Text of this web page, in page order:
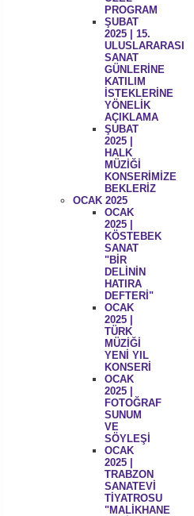
PROGRAM
ŞUBAT
2025 | 15.
ULUSLARARASI
SANAT
GÜNLERİNE
KATILIM
İSTEKLERİNE
YÖNELİK
AÇIKLAMA
ŞUBAT
2025 |
HALK
MÜZİĞİ
KONSERİMİZE
BEKLERİZ
OCAK 2025
OCAK
2025 |
KÖSTEBEK
SANAT
"BİR
DELİNİN
HATIRA
DEFTERİ"
OCAK
2025 |
TÜRK
MÜZİĞİ
YENİ YIL
KONSERİ
OCAK
2025 |
FOTOĞRAF
SUNUM
VE
SÖYLEŞİ
OCAK
2025 |
TRABZON
SANATEVİ
TİYATROSU
"MALİKHANE